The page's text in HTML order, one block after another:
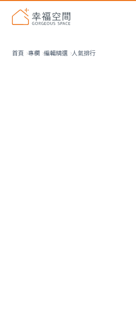
首頁 專欄 編輯精選 人氣排行